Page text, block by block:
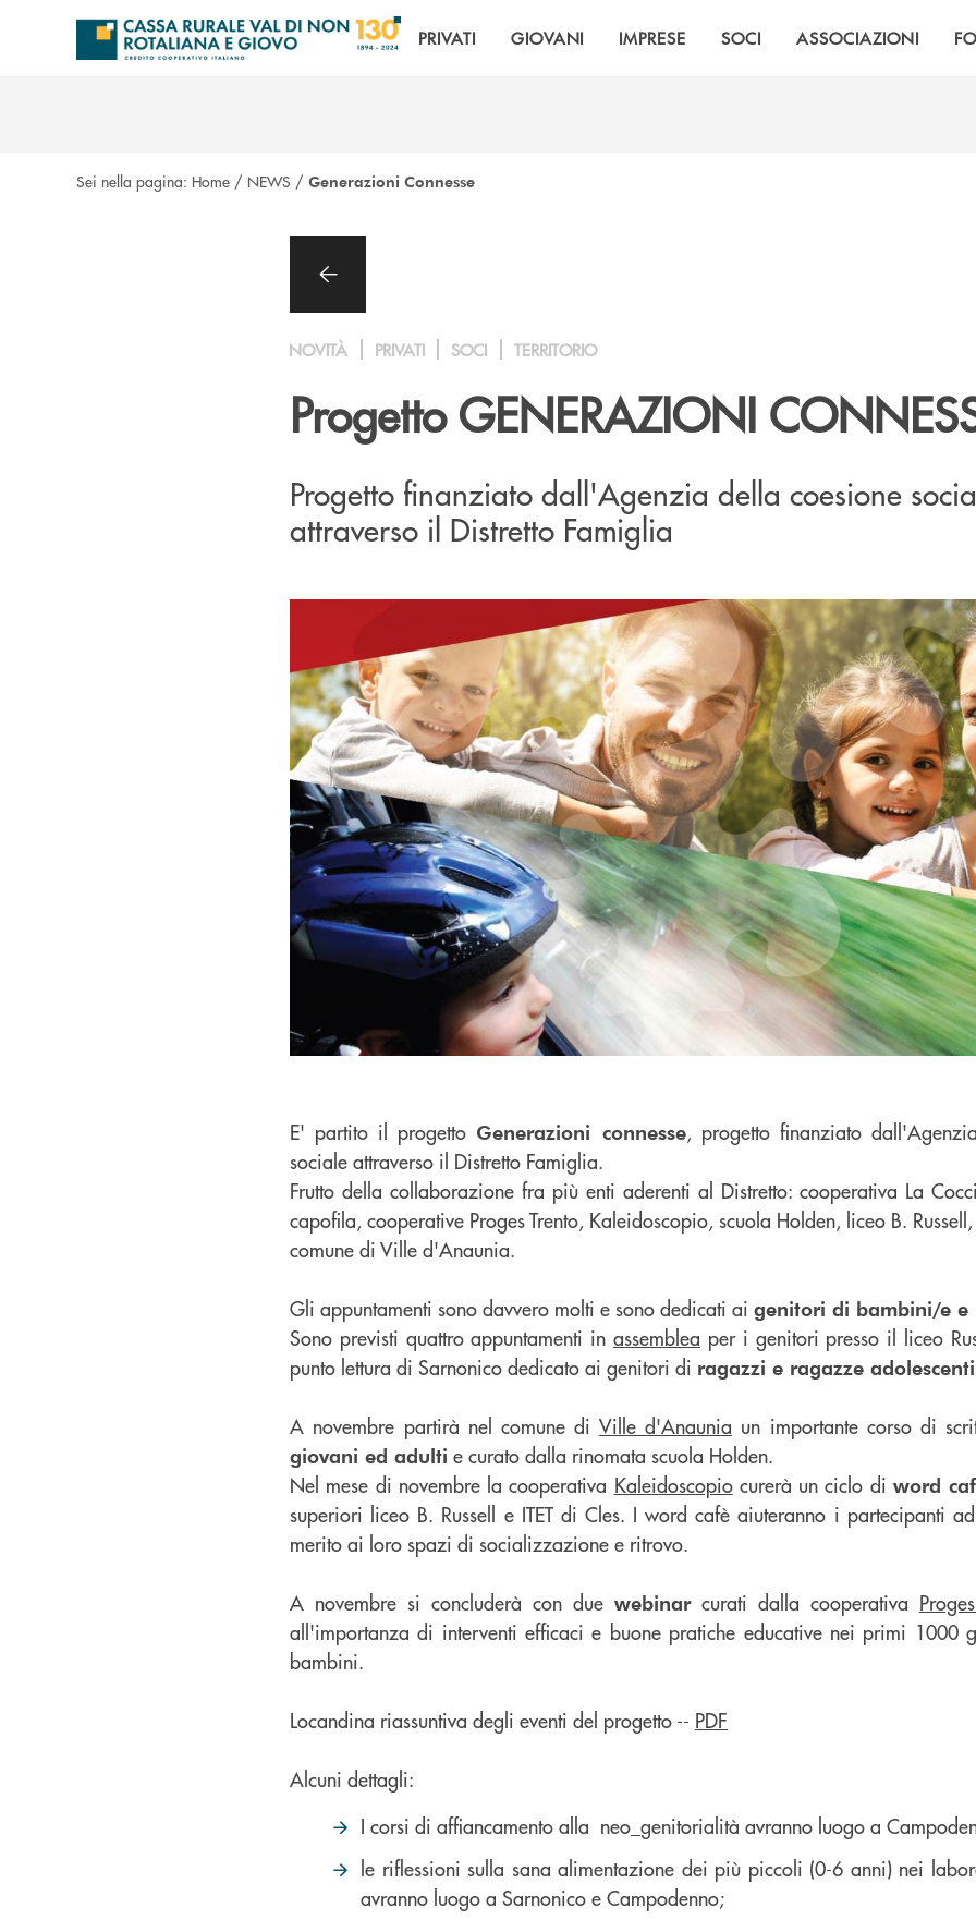
Salta al contenuto principale
PRIVATI GIOVANI IMPRESE SOCI ASSOCIAZIONI
Sei nella pagina: Home / NEWS / Generazioni Connesse
NOVITÀ PRIVATI SOCI TERRITORIO
Progetto GENERAZIONI
Progetto finanziato dall'Agenzia della coesione
attraverso il Distretto Famiglia
E' partito il progetto Generazioni connesse, progetto finanziato
sociale attraverso il Distretto Famiglia.
Frutto della collaborazione fra più enti aderenti al Distretto: cooperativa La
capofila, cooperative Proges Trento, Kaleidoscopio, scuola Holden, liceo B. Russell,
comune di Ville d'Anaunia.
Gli appuntamenti sono davvero molti e sono dedicati ai genitori di bambini/e e
Sono previsti quattro appuntamenti inassemblea per i genitori presso il liceo
punto lettura di Sarnonico dedicato ai genitori di ragazzi e ragazze
A novembre partirà nel comune di Ville d'Anaunia un importante corso di
giovani ed adulti e curato dalla rinomata scuola Holden.
Nel mese di novembre la cooperativa Kaleidoscopiocurerà un ciclo di word
superiori liceo B. Russell e ITET di Cles. I word cafè aiuteranno i partecipanti
merito ai loro spazi di socializzazione e ritrovo.
A novembre si concluderà con due webinarcurati dalla cooperativa
all'importanza di interventi efficaci e buone pratiche educative nei primi 1000
bambini.
Locandina riassuntiva degli eventi del progetto -- PDF
Alcuni dettagli:
I corsi di affiancamento alla neo_genitorialità avranno luogo a
le riflessioni sulla sana alimentazione dei più piccoli (0-6 anni) nei
avranno luogo a Sarnonico e Campodenno;